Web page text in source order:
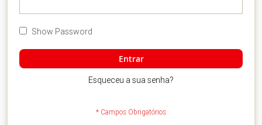
Show Password
Entrar
Esqueceu a sua senha?